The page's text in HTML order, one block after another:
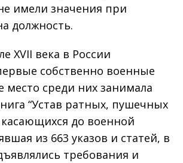
имели значения при
должность.
века в России
собственно военные
место среди них занимала
“Устав ратных, пушечных
касающихся до военной
из 663 указов и статей, в
требования и